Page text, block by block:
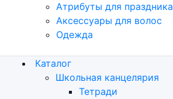
Атрибуты для праздника
Аксеcсуары для волос
Одежда
Каталог
Школьная канцелярия
Тетради